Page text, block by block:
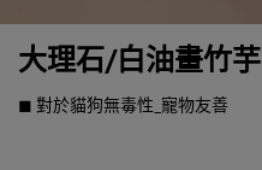
大理石/白油畫竹芋
◼︎ 對於貓狗無毒性_寵物友善